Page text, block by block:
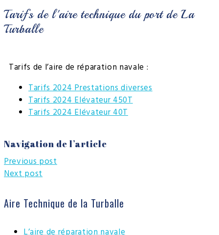
Tarifs de l'aire technique du port de La
Turballe
Tarifs de l’aire de réparation navale :
Tarifs 2024 Prestations diverses
Tarifs 2024 Elévateur 450T
Tarifs 2024 Elévateur 40T
Navigation de l’article
Previous post
Next post
Aire Technique de la Turballe